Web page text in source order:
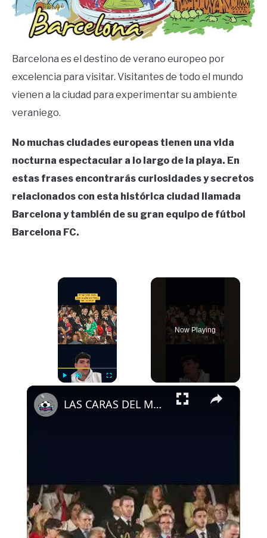
Barcelona es el destino de verano europeo por
excelencia para visitar. Visitantes de todo el mundo
vienen a la ciudad para experimentar su ambiente
veraniego.
No muchas ciudades europeas tienen una vida
nocturna espectacular a lo largo de la playa. En
estas frases encontrarás curiosidades y secretos
relacionados con esta histórica ciudad llamada
Barcelona y también de su gran equipo de fútbol
Barcelona FC.
×
Now Playing
×
LAS CARAS DEL MADRIDISMO SOCIOLÓGICO